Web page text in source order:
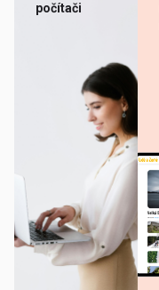
počítači